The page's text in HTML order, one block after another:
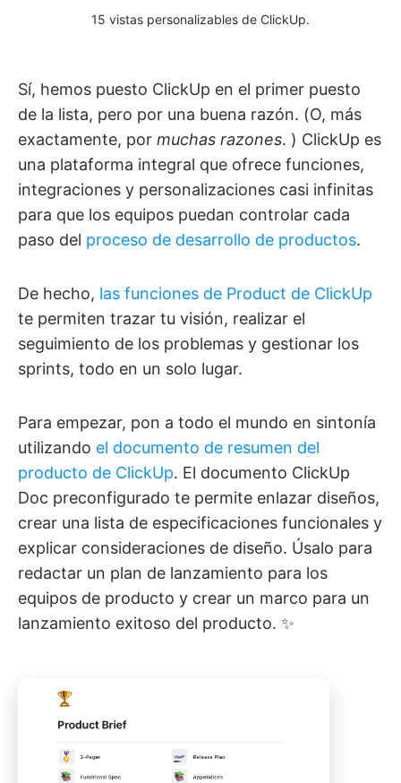
15 vistas personalizables de ClickUp.
Sí, hemos puesto ClickUp en el primer puesto
de la lista, pero por una buena razón. (O, más
exactamente, por muchas razones. ) ClickUp es
una plataforma integral que ofrece funciones,
integraciones y personalizaciones casi infinitas
para que los equipos puedan controlar cada
paso del proceso de desarrollo de productos.
De hecho, las funciones de Product de ClickUp
te permiten trazar tu visión, realizar el
seguimiento de los problemas y gestionar los
sprints, todo en un solo lugar.
Para empezar, pon a todo el mundo en sintonía
utilizando el documento de resumen del
producto de ClickUp. El documento ClickUp
Doc preconfigurado te permite enlazar diseños,
crear una lista de especificaciones funcionales y
explicar consideraciones de diseño. Úsalo para
redactar un plan de lanzamiento para los
equipos de producto y crear un marco para un
lanzamiento exitoso del producto. ✨